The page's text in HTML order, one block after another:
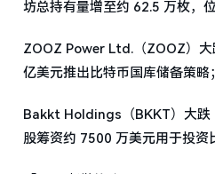
坊总持有量增至约 62.5 万枚，
ZOOZ Power Ltd.（ZOOZ）
亿美元推出比特币国库储备策略；
Bakkt Holdings（BKKT）大跌
股筹资约 7500 万美元用于投资